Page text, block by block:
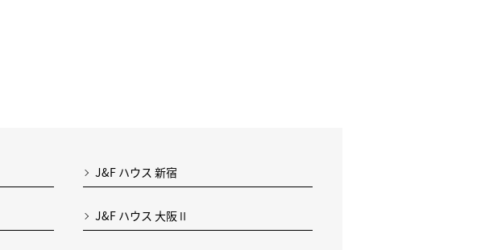
J&F ハウス 新宿
J&F ハウス 大阪Ⅱ